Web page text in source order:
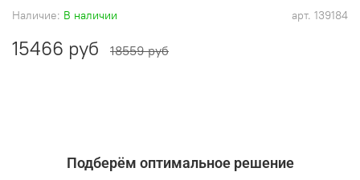
арт. 139184
Наличие: В наличии
15466 руб 18559 руб
Подберём оптимальное решение